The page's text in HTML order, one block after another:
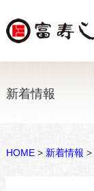
新着情報
HOME> 新着情報 >